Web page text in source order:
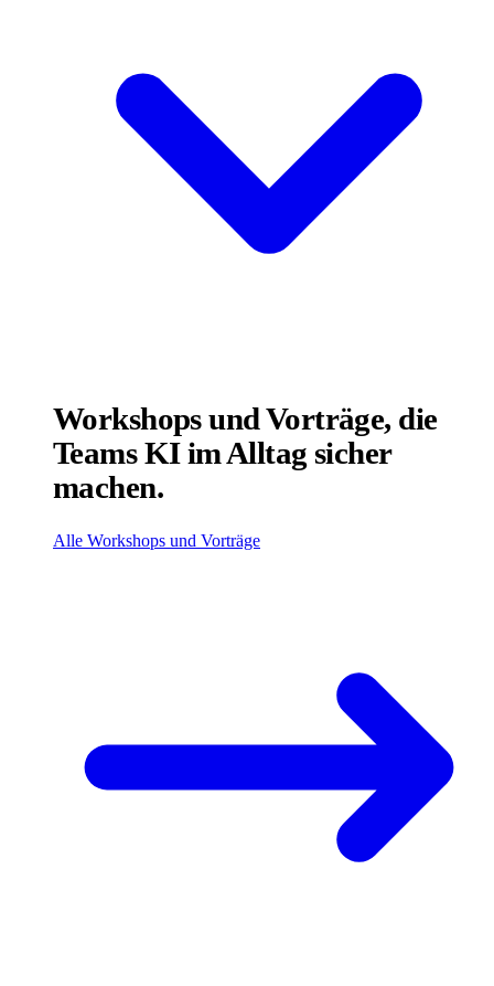
Workshops und Vorträge, die
Teams KI im Alltag sicher
machen.
Alle Workshops und Vorträge